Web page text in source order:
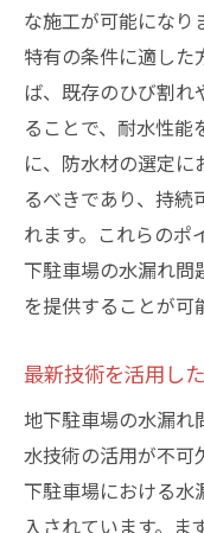
な施工が可能になり
特有の条件に適した
ば、既存のひび割れ
ることで、耐水性能
に、防水材の選定
るべきであり、持続
れます。これらのポ
下駐車場の水漏れ問
を提供することが可
最新技術を活用し
地下駐車場の水漏れ
水技術の活用が不可
下駐車場における水
入されています。ま